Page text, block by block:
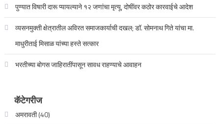
पुण्यात विषारी दारू प्यायल्याने १२ जणांचा मृत्यू, दोषींवर कठोर कारवाईचे आदेश
व्यसनमुक्ती क्षेत्रातील अविरत समाजकार्याची दखल; डॉ. सोमनाथ गिते यांचा मा.
माधुरीताई मिसाळ यांच्या हस्ते सत्कार
भरतीच्या बोगस जाहिरातींपासून सावध राहण्याचे आवाहन
कॅटेगरीज
अमरावती(40)